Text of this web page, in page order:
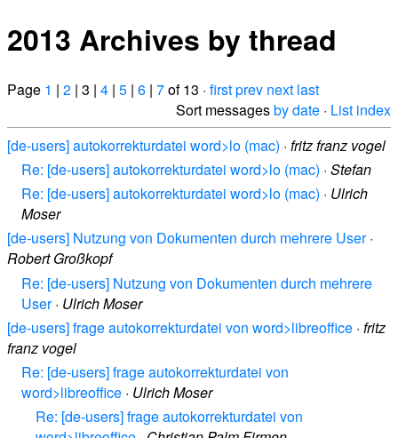
2013 Archives by thread
Page 1 | 2 | 3 | 4 | 5 | 6 | 7of 13 · firstprev next last
Sort messagesby date · List index
[de-users] autokorrekturdatei word>lo (mac) · fritz franz vogel
Re: [de-users] autokorrekturdatei word>lo (mac) · Stefan
Re: [de-users] autokorrekturdatei word>lo (mac) · Ulrich
Moser
[de-users] Nutzung von Dokumenten durch mehrere User·
Robert Großkopf
Re: [de-users] Nutzung von Dokumenten durch mehrere
User· Ulrich Moser
[de-users] frage autokorrekturdatei von word>libreoffice · fritz
franz vogel
Re: [de-users] frage autokorrekturdatei von
word>libreoffice · Ulrich Moser
Re: [de-users] frage autokorrekturdatei von